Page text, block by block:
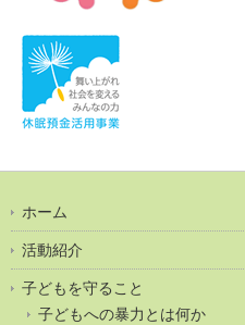
ホーム
活動紹介
子どもを守ること
子どもへの暴力とは何か